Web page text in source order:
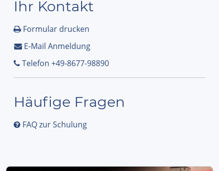
Ihr Kontakt
Formular drucken
E-Mail Anmeldung
Telefon +49-8677-98890
Häufige Fragen
FAQ zur Schulung